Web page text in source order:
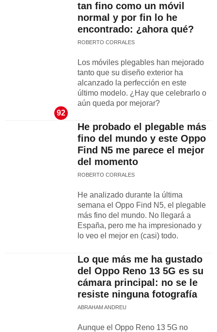
tan fino como un móvil
normal y por fin lo he
encontrado: ¿ahora qué?
ROBERTO CORRALES
Los móviles plegables han mejorado
tanto que su diseño exterior ha
alcanzado la perfección en este
último modelo. ¿Hay que celebrarlo o
aún queda por mejorar?
92
He probado el plegable más
fino del mundo y este Oppo
Find N5 me parece el mejor
del momento
ROBERTO CORRALES
He analizado durante la última
semana el Oppo Find N5, el plegable
más fino del mundo. No llegará a
España, pero me ha impresionado y
lo veo el mejor en (casi) todo.
Lo que más me ha gustado
del Oppo Reno 13 5G es su
cámara principal: no se le
resiste ninguna fotografía
ABRAHAM ANDREU
Aunque el Oppo Reno 13 5G no